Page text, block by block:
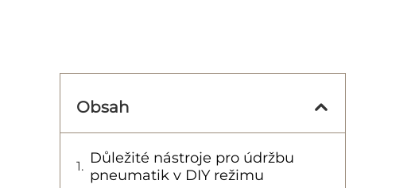
Obsah
Důležité nástroje pro údržbu
pneumatik v DIY režimu